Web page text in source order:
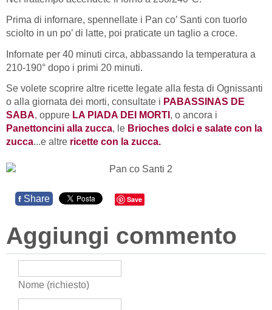
Prima di infornare, spennellate i Pan co’ Santi con tuorlo
sciolto in un po’ di latte, poi praticate un taglio a croce.
Infornate per 40 minuti circa, abbassando la temperatura a
210-190° dopo i primi 20 minuti.
Se volete scoprire altre ricette legate alla festa di Ognissanti
o alla giornata dei morti, consultate i PABASSINAS DE
SABA, oppure LA PIADA DEI MORTI , o ancora i
Panettoncini alla zucca, le Brioches dolci e salate con la
zucca...e altre ricette con la zucca.
f Share Save
Aggiungi commento
Nome (richiesto)